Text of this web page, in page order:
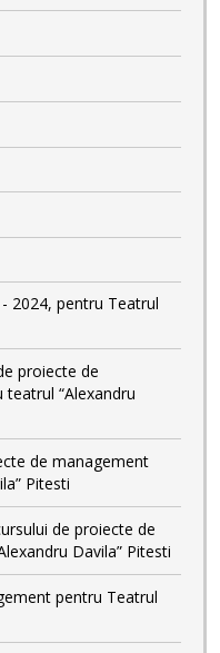
2024, pentru Teatrul
proiecte de
“Alexandru
de management
Pitesti
de proiecte de
Davila” Pitesti
pentru Teatrul